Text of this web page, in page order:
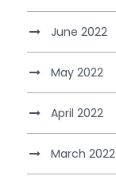
June 2022
May 2022
April 2022
March 2022